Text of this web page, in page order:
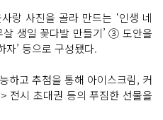
랑 사진을 골라 만드는 ‘인생 네
생일 꽃다발 만들기’ ③ 도안을
자’ 등으로 구성됐다.
하고 추첨을 통해 아이스크림, 커
전시 초대권 등의 푸짐한 선물을